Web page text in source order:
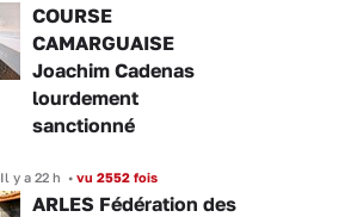
COURSE
CAMARGUAISE
Joachim Cadenas
lourdement
sanctionné
Il y a 22 h • vu 2552 fois
ARLES Fédération des